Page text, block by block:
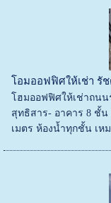
โอมออฟฟิศให้เช่า รั
โฮมออฟฟิศให้เช่าถน
สุทธิสาร- อาคาร 8 ชั้
เมตร ห้องน้ำทุกชั้น เห